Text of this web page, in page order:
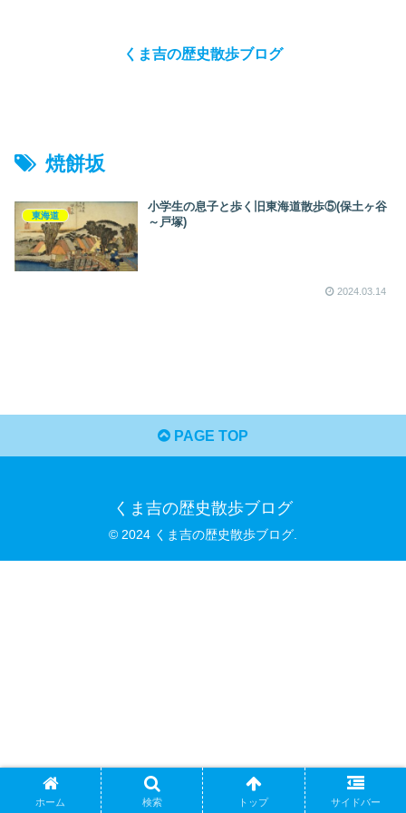
くま吉の歴史散歩ブログ
焼餅坂
東海道
小学生の息子と歩く旧東海道散歩⑤(保土ヶ谷
～戸塚)
2024.03.14
PAGE TOP
くま吉の歴史散歩ブログ
© 2024 くま吉の歴史散歩ブログ.
ホーム 検索 トップ サイドバー